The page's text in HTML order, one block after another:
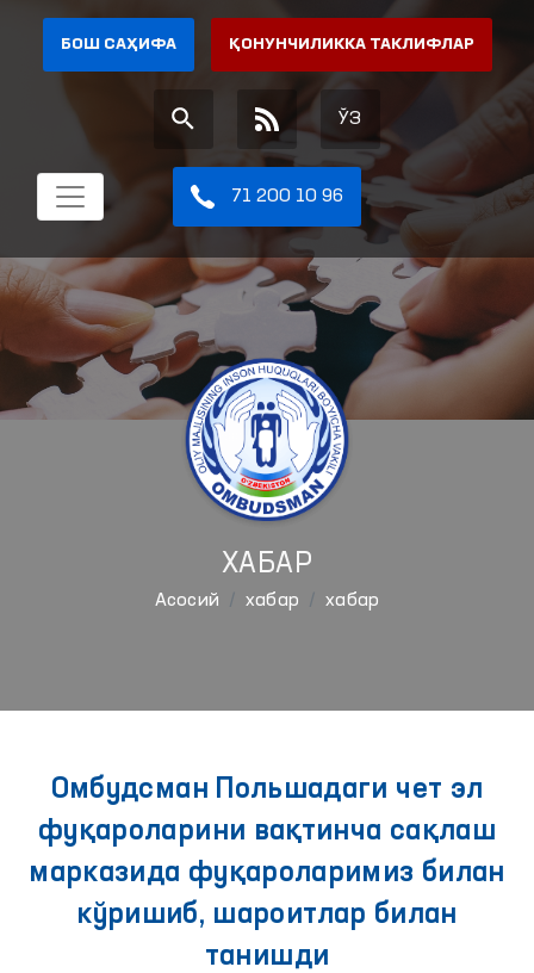
БОШ САҲИФА ҚОНУНЧИЛИККА ТАКЛИФЛАР
ЎЗ
71 200 10 96
ХАБАР
Aсосий хабар хабар
Омбудсман Польшадаги чет эл
фуқароларини вақтинча сақлаш
марказида фуқароларимиз билан
кўришиб, шароитлар билан
танишди